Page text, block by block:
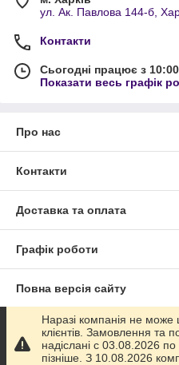
ул. Ак. Павлова 144-б,
Контакти
Сьогодні працює з
Показати весь графік
Про нас
Контакти
Доставка та оплата
Графік роботи
Повна версія сайту
Сайт створено на
Наразі компанія не може
клієнтів. Замовлення та
надіслані с 03.08.2026
пізніше. З 10.08.2026